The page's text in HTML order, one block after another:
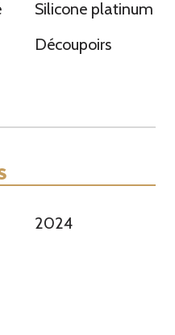
Silicone platinum
Découpoirs
2024